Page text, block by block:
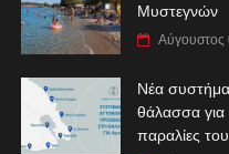
Μυστεγνών
Αύγουστος
Νέα
θάλασσα για
παραλίες